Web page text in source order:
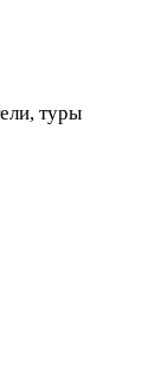
туры